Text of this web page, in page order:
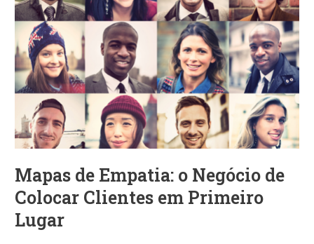
Mapas de Empatia: o Negócio de
Colocar Clientes em Primeiro
Lugar